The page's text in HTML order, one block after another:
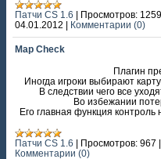
Патчи CS 1.6 Просмотров: 1259
04.01.2012
Комментарии (0)
Map Check
Плагин
Иногда игроки выбирают
В следствии чего все
Во избежании
Его главная функция контроль
Патчи CS 1.6 | Просмотров: 967 |
Комментарии (0)